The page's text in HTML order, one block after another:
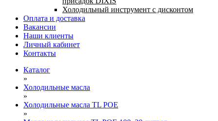
Холодильный инструмент с дисконтом
Оплата и доставка
Вакансии
Наши клиенты
Личный кабинет
Контакты
Каталог
»
Холодильные масла
»
Холодильные масла TL POE
»